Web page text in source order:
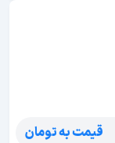
قیمت به تومان